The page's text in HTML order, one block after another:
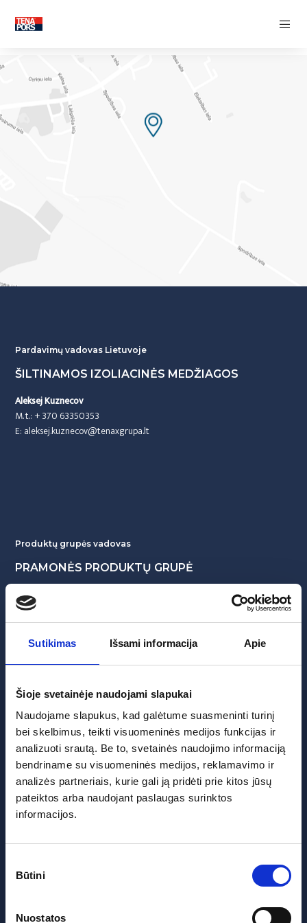
Sutikimas Išsami informacija Apie
Šioje svetainėje naudojami slapukai
Naudojame slapukus, kad galėtume suasmeninti turinį
bei skelbimus, teikti visuomeninės medijos funkcijas ir
analizuoti srautą. Be to, svetainės naudojimo informaciją
bendriname su visuomeninės medijos, reklamavimo ir
analizės partneriais, kurie gali ją pridėti prie kitos jūsų
pateiktos arba naudojant paslaugas surinktos
informacijos.
pasirinkimas
Būtini
Nuostatos
Izoliaciniai įdėklai
Pamatų šilumos izoliacija
Grindų šilumos izoliacija
Sienos šilumos izoliacija
Stogo šilumos izoliacija
FASADO DEKORATYVINIAI ELEMENTAI
Pardavimų vadovas Lietuvoje
ŠILTINAMOS IZOLIACINĖS MEDŽIAGOS
Aleksej Kuznecov
M. t.: + 370 63350353
E: aleksej.kuznecov@tenaxgrupa.lt
Produktų grupės vadovas
PRAMONĖS PRODUKTŲ GRUPĖ
Andrejs Cvetkovs
M. t.:+ 371 29221388
E:andrejs.cvetkovs@tenaxgrupa.lv
TENAPORS, ADMINISTRACIJA IR GAMYBA
DOBELE
A: Spodrības iela 1, Duobelė,
Latvija, LV-3701
F:+371 63724371
REKVIZĪTI